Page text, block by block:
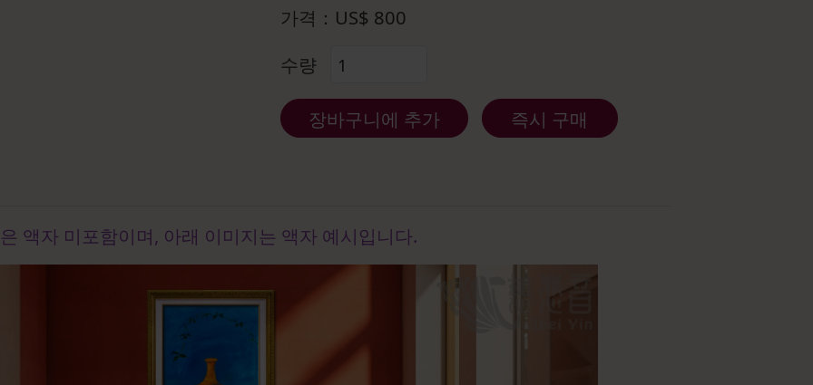
가격： US$ 800
수량
장바구니에 추가 즉시 구매
액자 미포함이며, 아래 이미지는 액자 예시입니다.